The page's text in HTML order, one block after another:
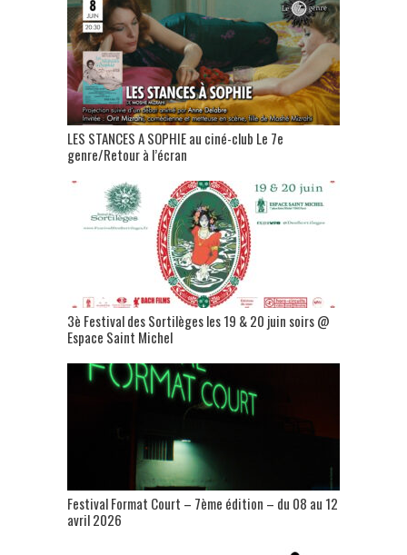
LES STANCES A SOPHIE au ciné-club Le 7e
genre/Retour à l’écran
3è Festival des Sortilèges les 19 & 20 juin soirs @
Espace Saint Michel
Festival Format Court – 7ème édition – du 08 au 12
avril 2026